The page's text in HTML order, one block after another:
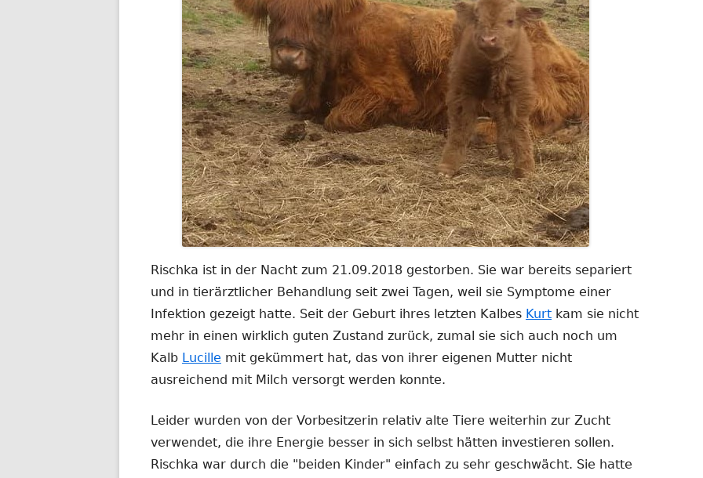
Rischka ist in der Nacht zum 21.09.2018 gestorben. Sie war bereits separiert
und in tierärztlicher Behandlung seit zwei Tagen, weil sie Symptome einer
Infektion gezeigt hatte. Seit der Geburt ihres letzten Kalbes Kurt kam sie nicht
mehr in einen wirklich guten Zustand zurück, zumal sie sich auch noch um
Kalb Lucille mit gekümmert hat, das von ihrer eigenen Mutter nicht
ausreichend mit Milch versorgt werden konnte.
Leider wurden von der Vorbesitzerin relativ alte Tiere weiterhin zur Zucht
verwendet, die ihre Energie besser in sich selbst hätten investieren sollen.
Rischka war durch die "beiden Kinder" einfach zu sehr geschwächt. Sie hatte